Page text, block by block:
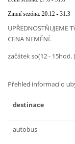
Zimní sezóna: 20.12 - 31.3
UPŘEDNOSTŇUJEME
CENA NEMĚNÍ.
začátek so(12 - 15hod. )
Přehled informací o
destinace
autobus